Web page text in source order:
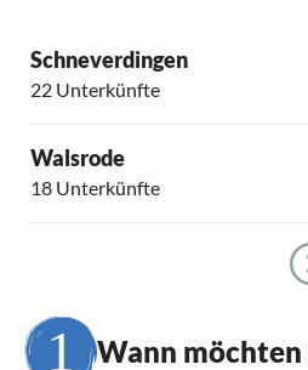
Schneverdingen
22 Unterkünfte
Walsrode
18 Unterkünfte
Wann möchten